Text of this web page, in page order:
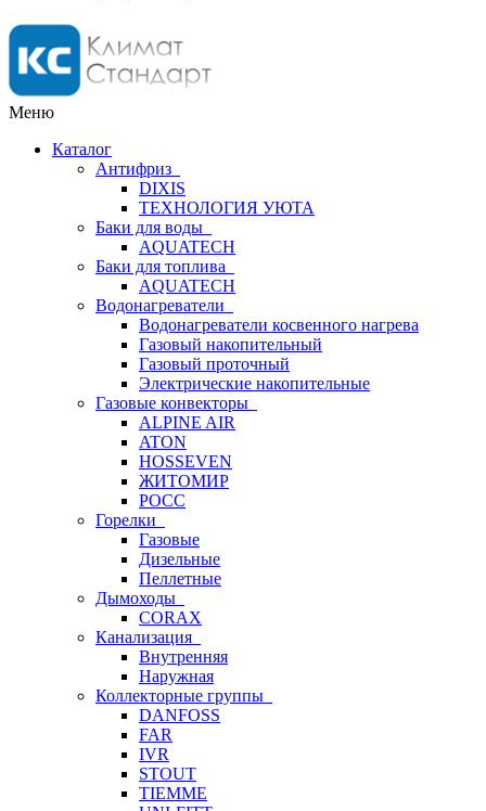
Меню
Каталог
Антифриз
DIXIS
ТЕХНОЛОГИЯ УЮТА
Баки для воды
AQUATECH
Баки для топлива
AQUATECH
Водонагреватели
Водонагреватели косвенного нагрева
Газовый накопительный
Газовый проточный
Электрические накопительные
Газовые конвекторы
ALPINE AIR
ATON
HOSSEVEN
ЖИТОМИР
РОСС
Горелки
Газовые
Дизельные
Пеллетные
Дымоходы
CORAX
Канализация
Внутренняя
Наружная
Коллекторные группы
DANFOSS
FAR
IVR
STOUT
TIEMME